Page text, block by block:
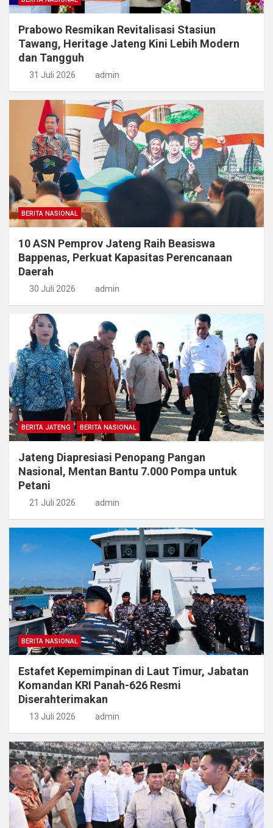
Prabowo Resmikan Revitalisasi Stasiun
Tawang, Heritage Jateng Kini Lebih Modern
dan Tangguh
31 Juli 2026 admin
BERITA NASIONAL
​10 ASN Pemprov Jateng Raih Beasiswa
Bappenas, Perkuat Kapasitas Perencanaan
Daerah
30 Juli 2026 admin
BERITA JATENG BERITA NASIONAL
Jateng Diapresiasi Penopang Pangan
Nasional, Mentan Bantu 7.000 Pompa untuk
Petani
21 Juli 2026 admin
BERITA NASIONAL
Estafet Kepemimpinan di Laut Timur, Jabatan
Komandan KRI Panah-626 Resmi
Diserahterimakan
13 Juli 2026 admin